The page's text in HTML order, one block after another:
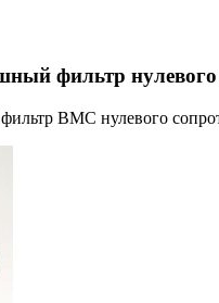
фильтр
BMC нулевого